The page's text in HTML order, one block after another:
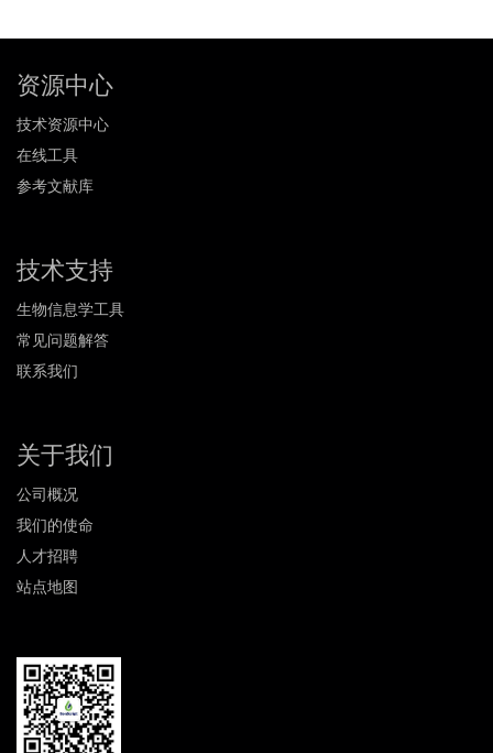
资源中心
技术资源中心
在线工具
参考文献库
技术支持
生物信息学工具
常见问题解答
联系我们
关于我们
公司概况
我们的使命
人才招聘
站点地图